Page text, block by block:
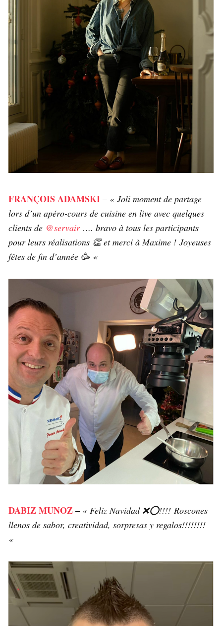
FRANÇOIS ADAMSKI – « Joli moment de partage
lors d’un apéro-cours de cuisine en live avec quelques
clients de @servair…. bravo à tous les participants
pour leurs réalisations 👏 et merci à Maxime ! Joyeuses
fêtes de fin d’année 🥳 «
DABIZ MUNOZ– « Feliz Navidad ❌⭕️!!!! Roscones
llenos de sabor, creatividad, sorpresas y regalos!!!!!!!!
«